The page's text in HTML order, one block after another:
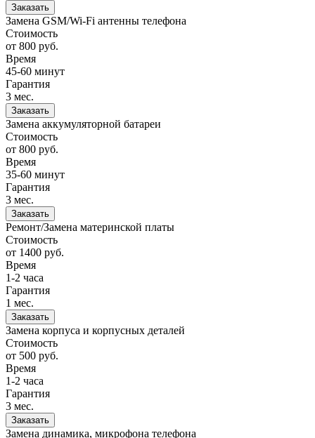
Заказать
Замена GSM/Wi-Fi антенны телефона
Стоимость
от 800 руб.
Время
45-60 минут
Гарантия
3 мес.
Заказать
Замена аккумуляторной батареи
Стоимость
от 800 руб.
Время
35-60 минут
Гарантия
3 мес.
Заказать
Ремонт/Замена материнской платы
Стоимость
от 1400 руб.
Время
1-2 часа
Гарантия
1 мес.
Заказать
Замена корпуса и корпусных деталей
Стоимость
от 500 руб.
Время
1-2 часа
Гарантия
3 мес.
Заказать
Замена динамика, микрофона телефона